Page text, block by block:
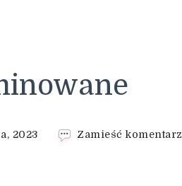
2023 Zamieść komentarz